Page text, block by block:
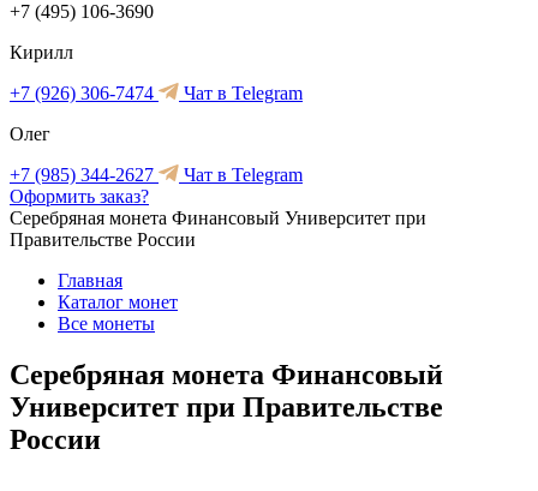
+7 (495) 106-3690
Кирилл
+7 (926) 306-7474
Чат в Telegram
Олег
+7 (985) 344-2627
Чат в Telegram
Оформить заказ?
Серебряная монета Финансовый Университет при
Правительстве России
Главная
Каталог монет
Все монеты
Серебряная монета Финансовый
Университет при Правительстве
России